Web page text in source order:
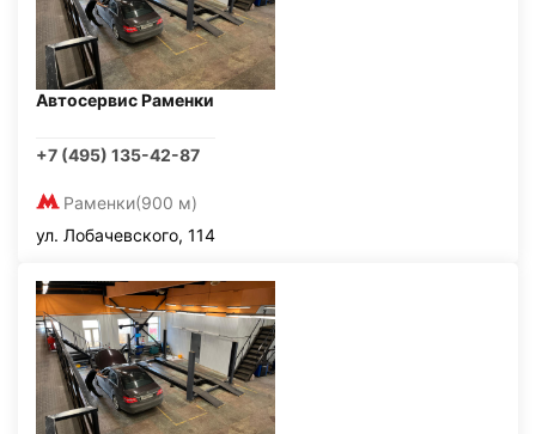
Автосервис Раменки
+7 (495) 135-42-87
Раменки(900 м)
ул. Лобачевского, 114